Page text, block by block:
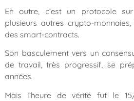
En outre, c’est un protocole
plusieurs autres crypto-
des smart-contracts.
Son basculement vers un
de travail, très progressif, se
années.
Mais l’heure de vérité fut le